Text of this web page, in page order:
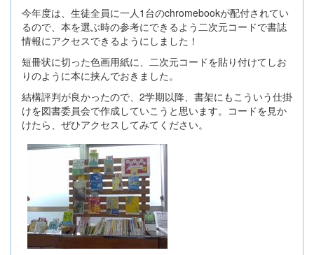
今年度は、生徒全員に一人1台のchromebookが配付されてい
るので、本を選ぶ時の参考にできるよう二次元コードで書誌
情報にアクセスできるようにしました！
短冊状に切った色画用紙に、二次元コードを貼り付けてしお
りのように本に挟んでおきました。
結構評判が良かったので、2学期以降、書架にもこういう仕掛
けを図書委員会で作成していこうと思います。コードを見か
けたら、ぜひアクセスしてみてください。